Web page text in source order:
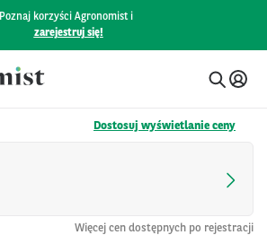
Poznaj korzyści Agronomist i
zarejestruj się!
Dostosuj wyświetlanie ceny
Więcej cen dostępnych po rejestracji